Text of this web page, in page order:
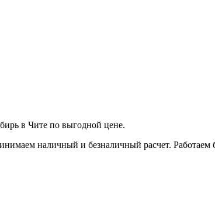
в Чите по выгодной цене.
наличный и безналичный расчет.